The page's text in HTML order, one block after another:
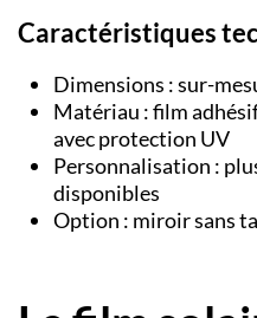
Caractéristiques
Dimensions : sur-
Matériau : film
avec protection UV
Personnalisation :
disponibles
Option : miroir sans